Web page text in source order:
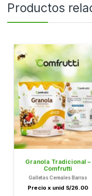
Productos
Granola Tradicional –
Comfrutti
Galletas Cereales Barras
Precio x unid S/26.00